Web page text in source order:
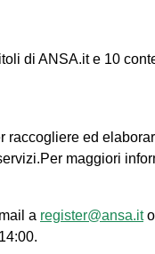
di ANSA.it e 10
raccogliere ed
maggiori
a register@ansa.ito